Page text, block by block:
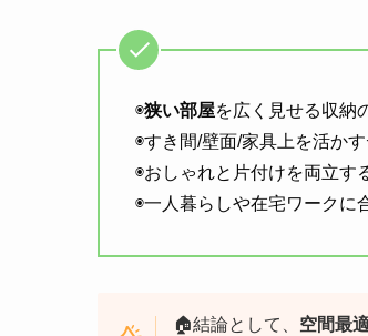
◉狭い部屋を広く見せる収納
◉すき間/壁面/家具上を活か
◉おしゃれと片付けを両立す
◉一人暮らしや在宅ワークに
🏠結論として、 空間最